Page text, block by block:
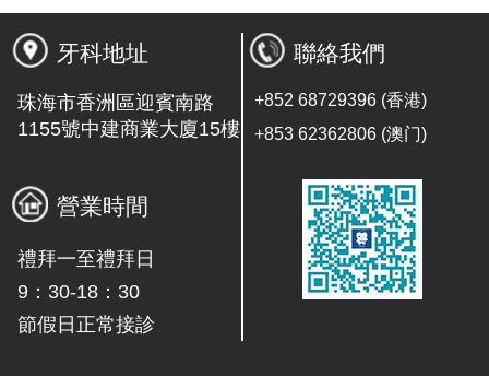
牙科地址
珠海市香洲區迎賓南路
1155號中建商業大廈15樓
營業時間
禮拜一至禮拜日
9：30-18：30
節假日正常接診
聯絡我們
+852 68729396 (香港)
+853 62362806 (澳门)